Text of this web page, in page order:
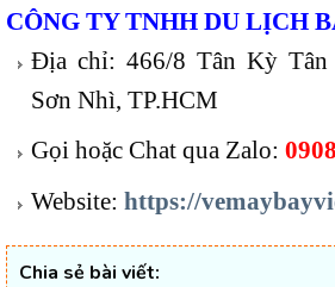
CÔNG TY TNHH DU LỊCH
Địa chỉ: 466/8 Tân Kỳ Tân
Sơn Nhì, TP.HCM
Gọi hoặc Chat qua Zalo:
Website: https://
Chia sẻ bài viết: